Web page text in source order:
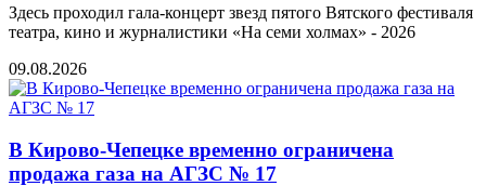
Здесь проходил гала-концерт звезд пятого Вятского фестиваля
театра, кино и журналистики «На семи холмах» - 2026
09.08.2026
В Кирово-Чепецке временно ограничена
продажа газа на АГЗС № 17